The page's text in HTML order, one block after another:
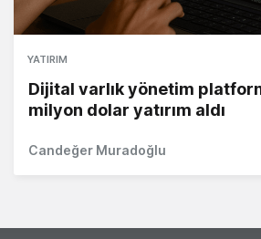
YATIRIM
Dijital varlık yönetim
milyon dolar yatırım aldı
Candeğer Muradoğlu